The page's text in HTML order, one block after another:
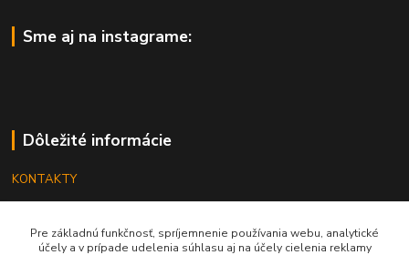
Sme aj na instagrame:
Dôležité informácie
KONTAKTY
REKLAMÁCIE
Pre základnú funkčnosť, spríjemnenie používania webu, analytické
účely a v prípade udelenia súhlasu aj na účely cielenia reklamy